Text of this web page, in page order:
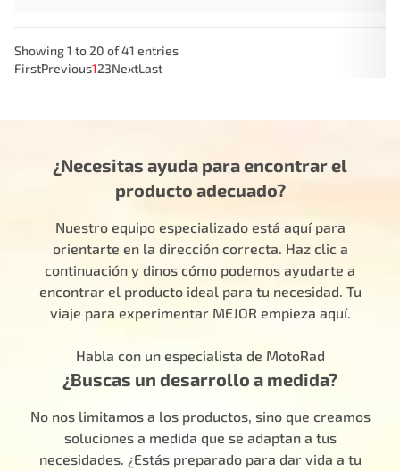
Showing 1 to 20 of 41 entries
FirstPrevious123NextLast
¿Necesitas ayuda para encontrar el
producto adecuado?
Nuestro equipo especializado está aquí para
orientarte en la dirección correcta. Haz clic a
continuación y dinos cómo podemos ayudarte a
encontrar el producto ideal para tu necesidad. Tu
viaje para experimentar MEJOR empieza aquí.
Habla con un especialista de MotoRad
¿Buscas un desarrollo a medida?
No nos limitamos a los productos, sino que creamos
soluciones a medida que se adaptan a tus
necesidades. ¿Estás preparado para dar vida a tu